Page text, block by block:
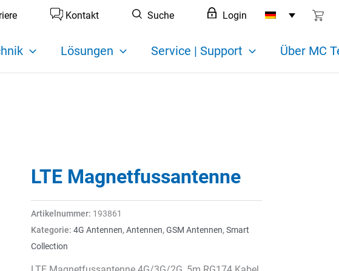
Kontakt Suche Login
Lösungen Service | Support Über MC
LTE Magnetfussantenne
Artikelnummer: 193861
Kategorie: 4G Antennen,Antennen,GSM Antennen,Smart
Collection